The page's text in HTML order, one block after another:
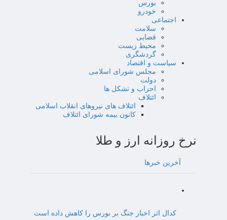
بورس
خودرو
اجتماعی
سلامت
قضایی
محیط زیست
گردشگری
سیاست و اقتصاد
مجلس شورای اسلامی
دولت
احزاب و تشکل ها
ائتلاف
ائتلاف های نیروهای انقلاب اسلامی
کانون بیمه شورای ائتلاف
نرخ روزانه ارز و طلا
آخرین خبرها
کدال اثر اخبار جنگ بر بورس را کاهش داده است